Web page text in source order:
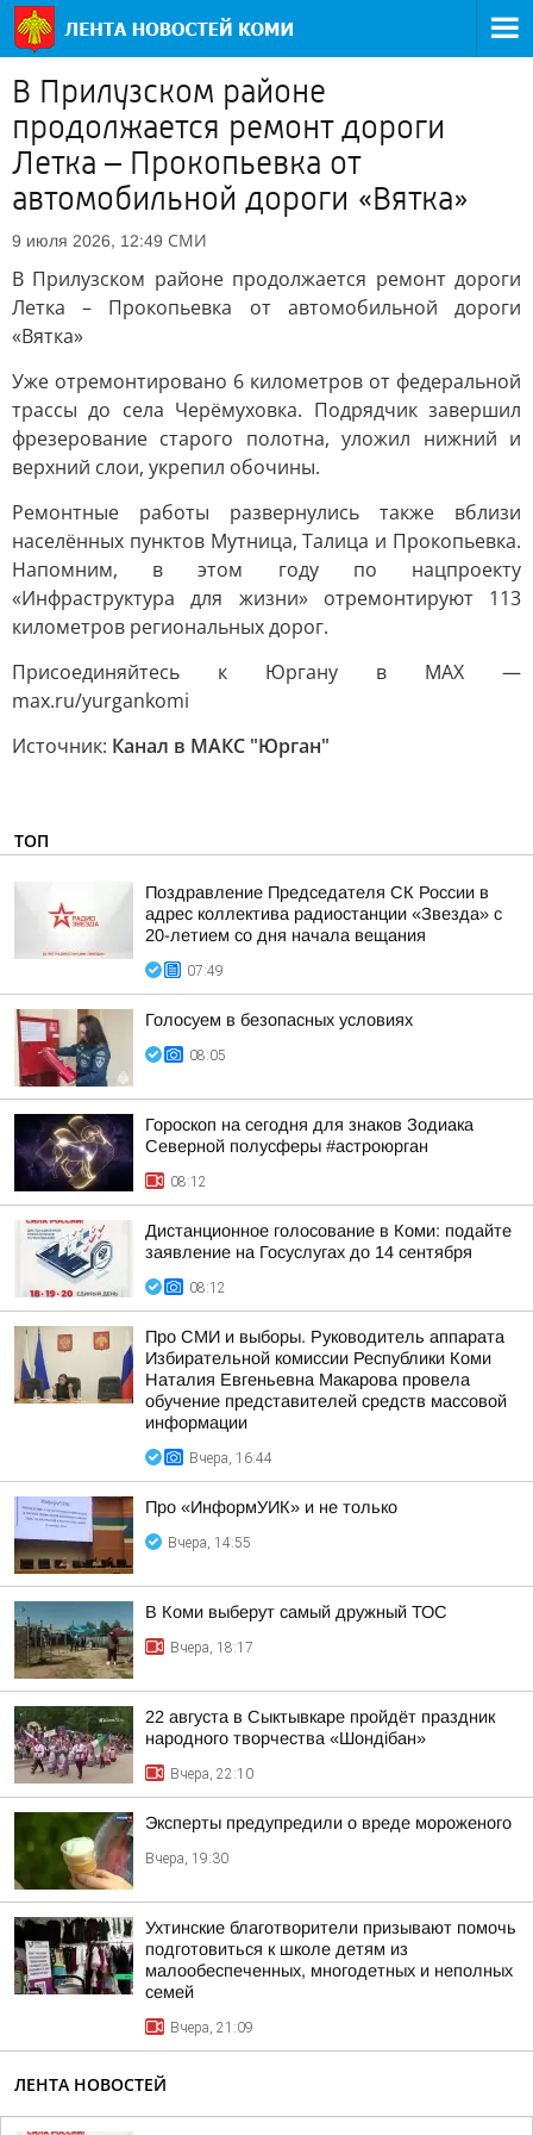
В Прилузском районе
продолжается ремонт дороги
Летка – Прокопьевка от
автомобильной дороги «Вятка»
9 июля 2026, 12:49 СМИ
В Прилузском районе продолжается ремонт дороги
Летка – Прокопьевка от автомобильной дороги
«Вятка»
Уже отремонтировано 6 километров от федеральной
трассы до села Черёмуховка. Подрядчик завершил
фрезерование старого полотна, уложил нижний и
верхний слои, укрепил обочины.
Ремонтные работы развернулись также вблизи
населённых пунктов Мутница, Талица и Прокопьевка.
Напомним, в этом году по нацпроекту
«Инфраструктура для жизни» отремонтируют 113
километров региональных дорог.
Присоединяйтесь к Юргану в MAX —
max.ru/yurgankomi
Источник: Канал в МАКС "Юрган"
ТОП
Поздравление Председателя СК России в
адрес коллектива радиостанции «Звезда» с
20-летием со дня начала вещания
07:49
Голосуем в безопасных условиях
08:05
Гороскоп на сегодня для знаков Зодиака
Северной полусферы #астроюрган
08:12
Дистанционное голосование в Коми: подайте
заявление на Госуслугах до 14 сентября
08:12
Про СМИ и выборы. Руководитель аппарата
Избирательной комиссии Республики Коми
Наталия Евгеньевна Макарова провела
обучение представителей средств массовой
информации
Вчера, 16:44
Про «ИнформУИК» и не только
Вчера, 14:55
В Коми выберут самый дружный ТОС
Вчера, 18:17
22 августа в Сыктывкаре пройдёт праздник
народного творчества «Шондібан»
Вчера, 22:10
Эксперты предупредили о вреде мороженого
Вчера, 19:30
Ухтинские благотворители призывают помочь
подготовиться к школе детям из
малообеспеченных, многодетных и неполных
семей
Вчера, 21:09
ЛЕНТА НОВОСТЕЙ